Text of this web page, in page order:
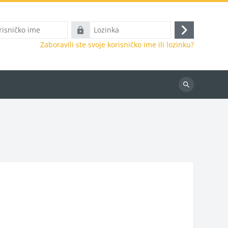
Lozinka
Prijava
Zaboravili ste svoje korisničko ime ili lozinku?
Pretraži